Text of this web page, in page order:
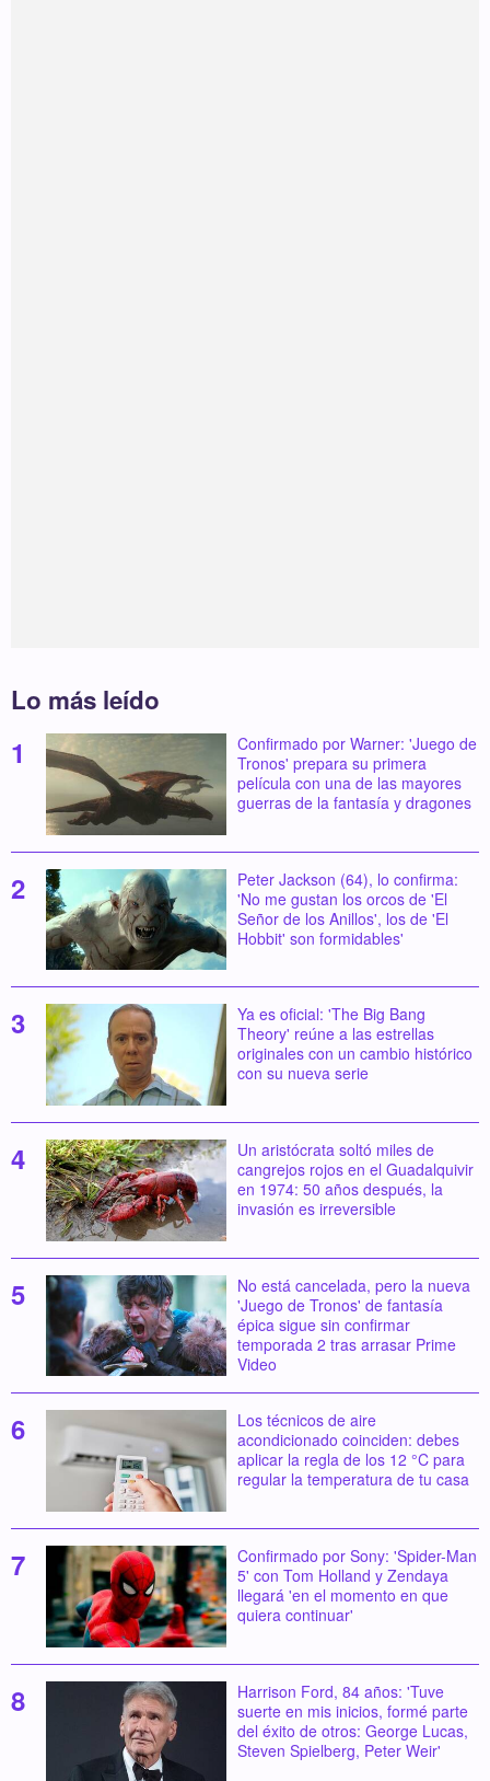
Lo más leído
Confirmado por Warner: 'Juego de
Tronos' prepara su primera
película con una de las mayores
guerras de la fantasía y dragones
Peter Jackson (64), lo confirma:
'No me gustan los orcos de 'El
Señor de los Anillos', los de 'El
Hobbit' son formidables'
Ya es oficial: 'The Big Bang
Theory' reúne a las estrellas
originales con un cambio histórico
con su nueva serie
Un aristócrata soltó miles de
cangrejos rojos en el Guadalquivir
en 1974: 50 años después, la
invasión es irreversible
No está cancelada, pero la nueva
'Juego de Tronos' de fantasía
épica sigue sin confirmar
temporada 2 tras arrasar Prime
Video
Los técnicos de aire
acondicionado coinciden: debes
aplicar la regla de los 12 °C para
regular la temperatura de tu casa
Confirmado por Sony: 'Spider-Man
5' con Tom Holland y Zendaya
llegará 'en el momento en que
quiera continuar'
Harrison Ford, 84 años: 'Tuve
suerte en mis inicios, formé parte
del éxito de otros: George Lucas,
Steven Spielberg, Peter Weir'